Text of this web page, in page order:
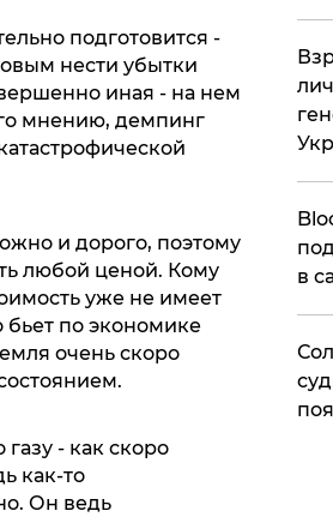
подготовится -
нести убытки
иная - на нем
мнению, демпинг
и дорого, поэтому
любой ценой. Кому
уже не имеет
бьет по экономике
очень скоро
- как скоро
как-то
Он ведь
в